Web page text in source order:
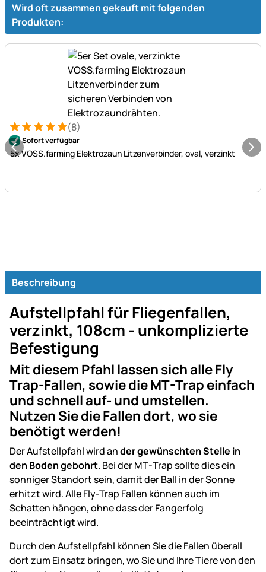
Wird oft zusammen gekauft mit folgenden
Produkten:
Bewertung: 5 von 5 (8 Bewertungen)
8 Bewertungen
(8)
Sofort verfügbar
5x VOSS.farming Elektrozaun Litzenverbinder, oval, verzinkt
Beschreibung
Aufstellpfahl für Fliegenfallen,
verzinkt, 108cm - unkomplizierte
Befestigung
Mit diesem Pfahl lassen sich alle Fly
Trap-Fallen, sowie die MT-Trap einfach
und schnell auf- und umstellen.
Nutzen Sie die Fallen dort, wo sie
benötigt werden!
Der Aufstellpfahl wird ander gewünschten Stelle in
den Boden gebohrt. Bei der MT-Trap sollte dies ein
sonniger Standort sein, damit der Ball in der Sonne
erhitzt wird. Alle Fly-Trap Fallen können auch im
Schatten hängen, ohne dass der Fangerfolg
beeinträchtigt wird.
Durch den Aufstellpfahl können Sie die Fallen überall
dort zum Einsatz bringen, wo Sie und Ihre Tiere von den